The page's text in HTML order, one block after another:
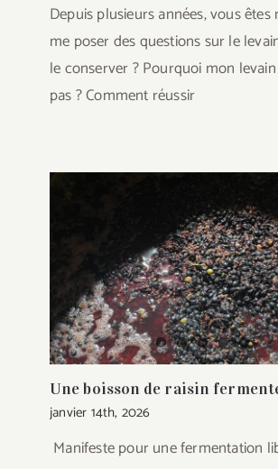
Depuis plusieurs années, vous
me poser des questions sur le
le conserver ? Pourquoi mon
pas ? Comment réussir
Une boisson de raisin
janvier 14th, 2026
Manifeste pour une fermentation